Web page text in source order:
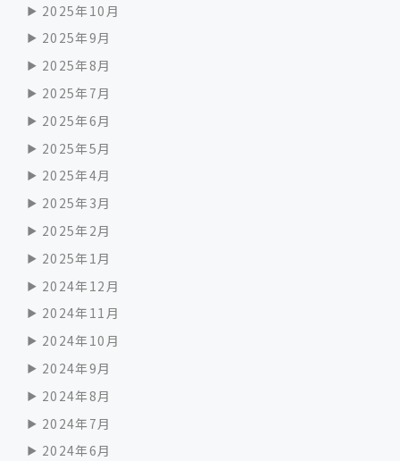
2025年10月
2025年9月
2025年8月
2025年7月
2025年6月
2025年5月
2025年4月
2025年3月
2025年2月
2025年1月
2024年12月
2024年11月
2024年10月
2024年9月
2024年8月
2024年7月
2024年6月